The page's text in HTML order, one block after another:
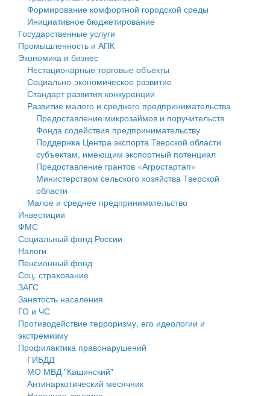
Государственные услуги
Промышленность и АПК
Экономика и бизнес
Символика
Устав
Гостям округа
Туризм
Культура
Образование
Здравоохранение
Социальная защита
Фотоальбом
муниципального округа Тверской области
Администрация Кашинского муниципального округа
Тверской области
Управление сельскими территориями
Открытые данные
Работа с обращениями граждан
Муниципальный контроль
Муниципальные услуги
Проекты административных регламентов
Антимонопольный комплаенс
Противодействие коррупции
Финансовое управление
Бюджет для граждан
Имущество
Выявление правообладателей ранее учтенных
объектов недвижимости
Имущественная поддержка субъектов малого и
среднего предпринимательства
Информационная поддержка субъектов малого и
среднего предпринимательства
Муниципальные программы
Контрольно-счетная палата
Персональные данные
Оценка регулирующего воздействия
Деятельность МУ
Нормативы градостроительного проектирования
Правила землепользования и застройки
Формирование комфортной городской среды
Инициативное бюджетирование
Государственные услуги
Промышленность и АПК
Экономика и бизнес
Нестационарные торговые объекты
Социально-экономическое развитие
Стандарт развития конкуренции
Развитие малого и среднего предпринимательства
Предоставление микрозаймов и поручительств
Фонда содействия предпринимательству
Поддержка Центра экспорта Тверской области
субъектам, имеющим экспортный потенциал
Предоставление грантов «Агростартап»
Министерством сельского хозяйства Тверской
области
Малое и среднее предпринимательство
Инвестиции
ФМС
Социальный фонд России
Налоги
Пенсионный фонд
Соц. страхование
ЗАГС
Занятость населения
ГО и ЧС
Противодействие терроризму, его идеологии и
экстремизму
Профилактика правонарушений
ГИБДД
МО МВД "Кашинский"
Антинаркотический месячник